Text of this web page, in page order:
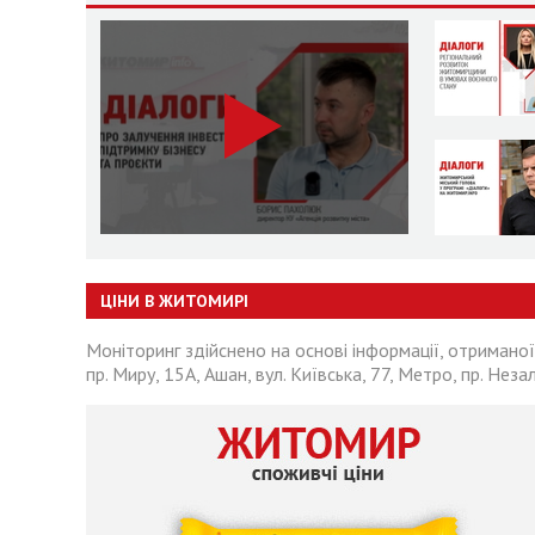
ЦІНИ В ЖИТОМИРІ
Моніторинг здійснено на основі інформації,
пр. Миру, 15А, Ашан, вул. Київська, 77, Метро, пр.